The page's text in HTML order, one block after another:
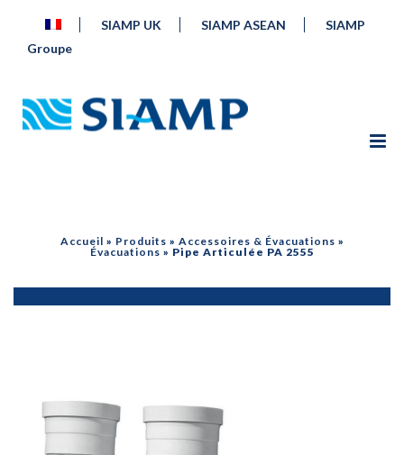
SIAMP UK SIAMP ASEAN
SIAMP
Groupe
Accueil » Produits » Accessoires & Évacuations »
Évacuations » Pipe Articulée PA 2555